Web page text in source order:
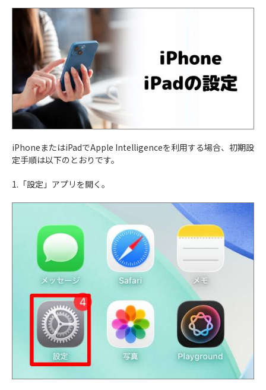
iPhoneまたはiPadでApple Intelligenceを利用する場合、初期設
定手順は以下のとおりです。
1.「設定」アプリを開く。